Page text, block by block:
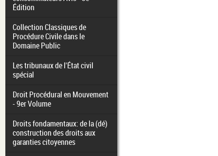
Édition
Collection Classiques de
Procédure Civile dans le
Domaine Public
Les tribunaux de l'État civil
spécial
Droit Procédural en Mouvement
- 9er Volume
Droits fondamentaux: de la (dé)
construction des droits aux
garanties citoyennes